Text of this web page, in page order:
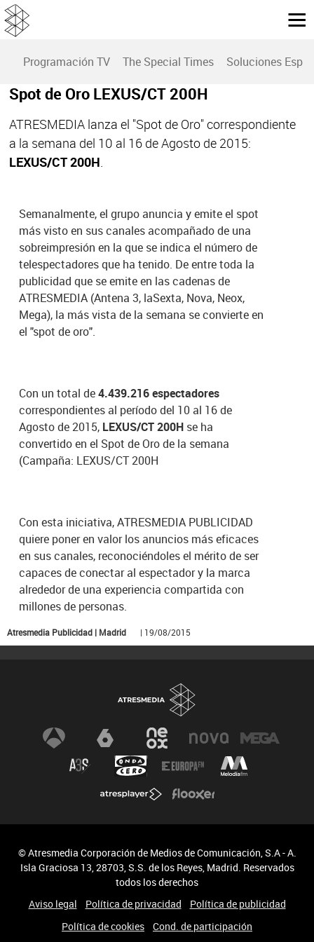
Programación TV The Special Times Soluciones
Spot de Oro LEXUS/CT 200H
ATRESMEDIA lanza el "Spot de Oro" correspondiente
a la semana del 10 al 16 de Agosto de 2015:
LEXUS/CT 200H.
Semanalmente, el grupo anuncia y emite el spot
más visto en sus canales acompañado de una
sobreimpresión en la que se indica el número de
telespectadores que ha tenido. De entre toda la
publicidad que se emite en las cadenas de
ATRESMEDIA (Antena 3, laSexta, Nova, Neox,
Mega), la más vista de la semana se convierte en
el "spot de oro".
Con un total de4.439.216 espectadores
correspondientes al período del 10 al 16 de
Agosto de 2015, LEXUS/CT 200H se ha
convertido en el Spot de Oro de la semana
(Campaña: LEXUS/CT 200H
Con esta iniciativa, ATRESMEDIA PUBLICIDAD
quiere poner en valor los anuncios más eficaces
en sus canales, reconociéndoles el mérito de ser
capaces de conectar al espectador y la marca
alrededor de una experiencia compartida con
millones de personas.
Atresmedia Publicidad | Madrid | 19/08/2015
© Atresmedia Corporación de Medios de Comunicación, S.A - A.
Isla Graciosa 13, 28703, S.S. de los Reyes, Madrid. Reservados
todos los derechos
Aviso legal
Política de privacidad
Política de publicidad
Política de cookies
Cond. de participación